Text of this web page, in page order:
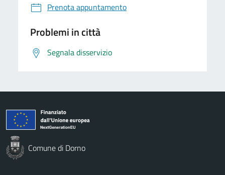
Prenota appuntamento
Problemi in città
Segnala disservizio
Comune di Dorno